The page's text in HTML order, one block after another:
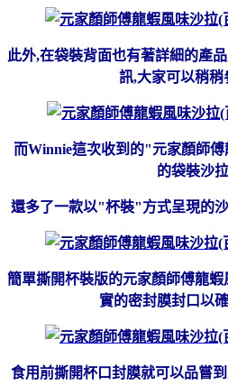
此外,在袋裝背面也有著詳細的產
訊,大家可以稍稍
而Winnie這次收到的"元家顏師
的袋裝沙
還多了一款以"杯裝"方式呈現的
簡單撕開杯裝版的元家顏師傅龍
實的密封膜封口以
食用前撕開杯口封膜就可以品嘗